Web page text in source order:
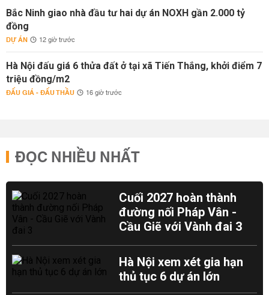
Bắc Ninh giao nhà đầu tư hai dự án NOXH gần 2.000 tỷ
đồng
DỰ ÁN 12 giờ trước
Hà Nội đấu giá 6 thửa đất ở tại xã Tiến Thắng, khởi điểm 7
triệu đồng/m2
ĐẤU GIÁ - ĐẤU THẦU 16 giờ trước
ĐỌC NHIỀU NHẤT
Cuối 2027 hoàn thành
đường nối Pháp Vân -
Cầu Giẽ với Vành đai 3
Hà Nội xem xét gia hạn
thủ tục 6 dự án lớn